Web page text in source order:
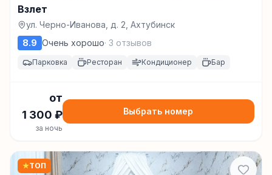
Взлет
ул. Черно-Иванова, д. 2, Ахтубинск
8.9 Очень хорошо· 3 отзывов
Парковка Ресторан Кондиционер Бар
от
1 300 ₽
за ночь
Выбрать номер
★ТОП